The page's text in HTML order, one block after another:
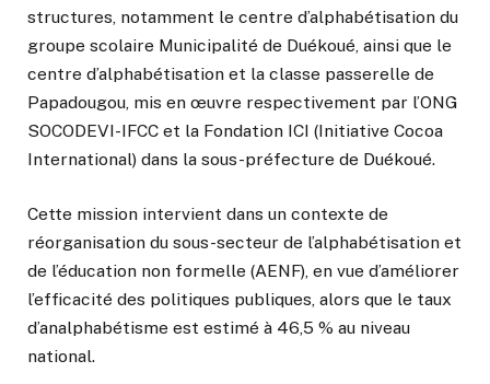
structures, notamment le centre d’alphabétisation du
groupe scolaire Municipalité de Duékoué, ainsi que le
centre d’alphabétisation et la classe passerelle de
Papadougou, mis en œuvre respectivement par l’ONG
SOCODEVI-IFCC et la Fondation ICI (Initiative Cocoa
International) dans la sous-préfecture de Duékoué.
Cette mission intervient dans un contexte de
réorganisation du sous-secteur de l’alphabétisation et
de l’éducation non formelle (AENF), en vue d’améliorer
l’efficacité des politiques publiques, alors que le taux
d’analphabétisme est estimé à 46,5 % au niveau
national.